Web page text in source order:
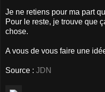
Je ne retiens pour ma part
Pour le reste, je trouve que
chose.
A vous de vous faire une
Source : JDN